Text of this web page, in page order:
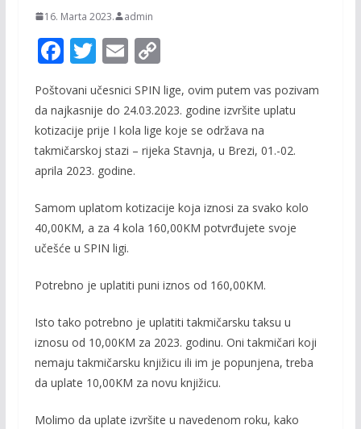
16. Marta 2023. admin
F
e
b
o
o
k
T
w
itt
er
E
ai
l
C
o
p
y
Li
k
Poštovani učesnici SPIN lige, ovim putem vas pozivam
da najkasnije do 24.03.2023. godine izvršite uplatu
kotizacije prije I kola lige koje se održava na
takmičarskoj stazi – rijeka Stavnja, u Brezi, 01.-02.
aprila 2023. godine.
Samom uplatom kotizacije koja iznosi za svako kolo
40,00KM, a za 4 kola 160,00KM potvrđujete svoje
učešće u SPIN ligi.
Potrebno je uplatiti puni iznos od 160,00KM.
Isto tako potrebno je uplatiti takmičarsku taksu u
iznosu od 10,00KM za 2023. godinu. Oni takmičari koji
nemaju takmičarsku knjižicu ili im je popunjena, treba
da uplate 10,00KM za novu knjižicu.
Molimo da uplate izvršite u navedenom roku, kako